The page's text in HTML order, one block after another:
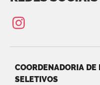
COORDENADORIA DE
SELETIVOS